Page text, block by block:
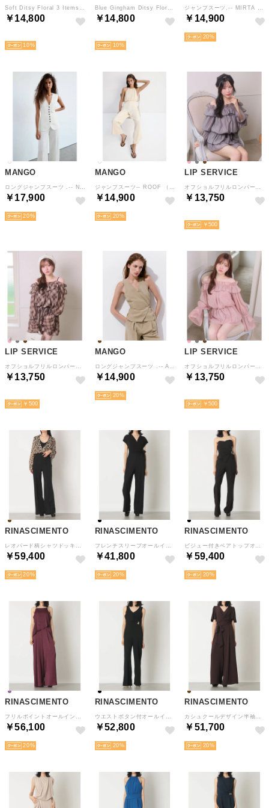
￥14,800
10
￥14,800
10
￥14,900
20
MANGO
￥17,900
20
MANGO
￥14,900
20
LIP SERVICE
￥13,750
￥500
LIP SERVICE
￥13,750
￥500
MANGO
￥14,900
20
LIP SERVICE
￥13,750
￥500
RINASCIMENTO
￥59,400
20
RINASCIMENTO
￥41,800
20
RINASCIMENTO
￥59,400
20
RINASCIMENTO
￥56,100
20
RINASCIMENTO
￥52,800
20
RINASCIMENTO
￥51,700
20